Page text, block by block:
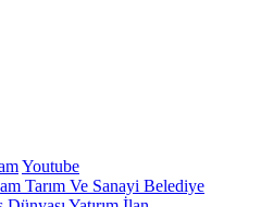
Youtube
Tarım Ve Sanayi Belediye